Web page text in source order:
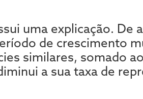
uma explicação. De
de crescimento
similares, somado
a sua taxa de